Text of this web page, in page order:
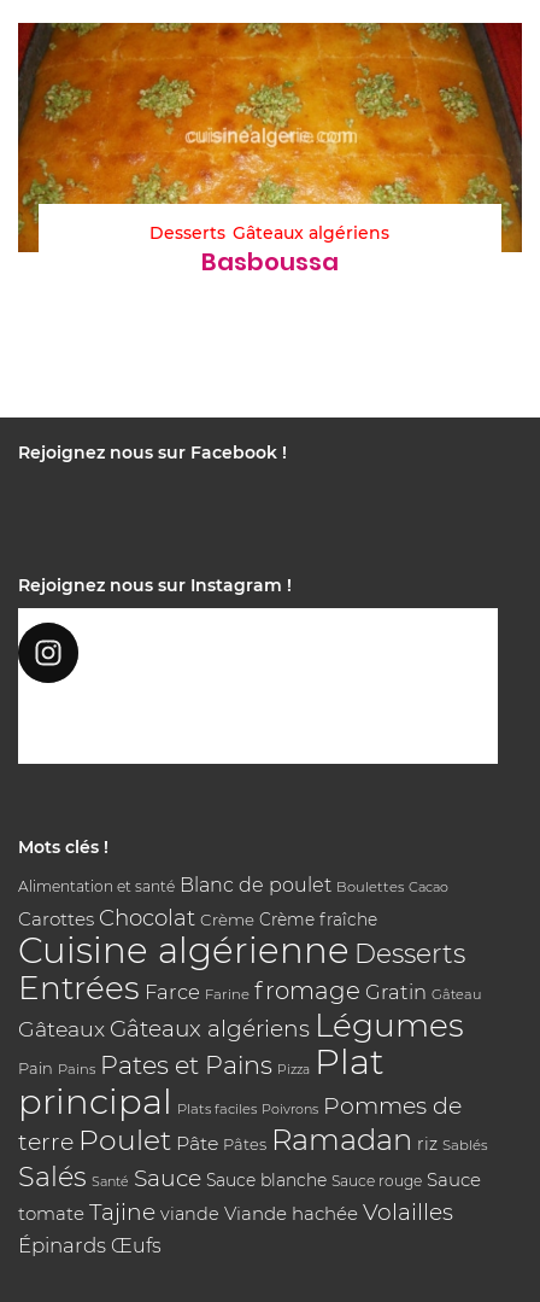
Desserts Gâteaux algériens
Basboussa
Rejoignez nous sur Facebook !
Rejoignez nous sur Instagram !
Mots clés !
Alimentation et santé Blanc de poulet Boulettes Cacao
Carottes Chocolat Crème Crème fraîche
Cuisine algérienne Desserts
Entrées Farce Farine fromage Gratin Gâteau
Gâteaux Gâteaux algériens Légumes
Pain Pains Pates et Pains Pizza Plat
principal Plats faciles Poivrons Pommes de
terre Poulet Pâte Pâtes Ramadan riz Sablés
Salés Santé Sauce Sauce blanche Sauce rouge Sauce
tomate Tajine viande Viande hachée Volailles
Épinards Œufs